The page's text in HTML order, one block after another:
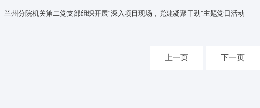
兰州分院机关第二党支部组织开展“深入项目现场，党建凝聚干劲”主题党日活动
上一页 下一页